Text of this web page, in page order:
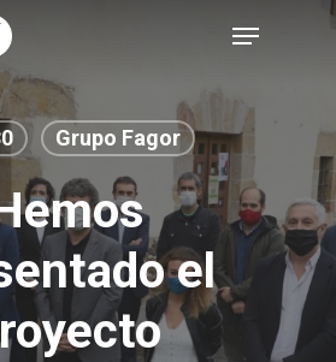
Menu
Grupo Fagor
el